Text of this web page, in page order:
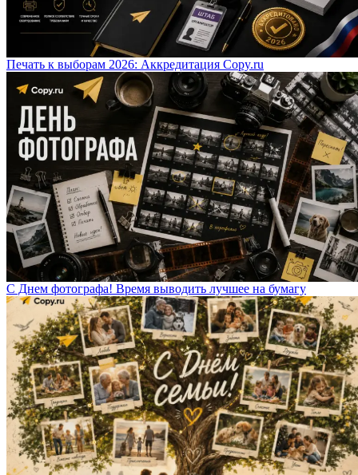
Печать к выборам 2026: Аккредитация Copy.ru
С Днем фотографа! Время выводить лучшее на бумагу